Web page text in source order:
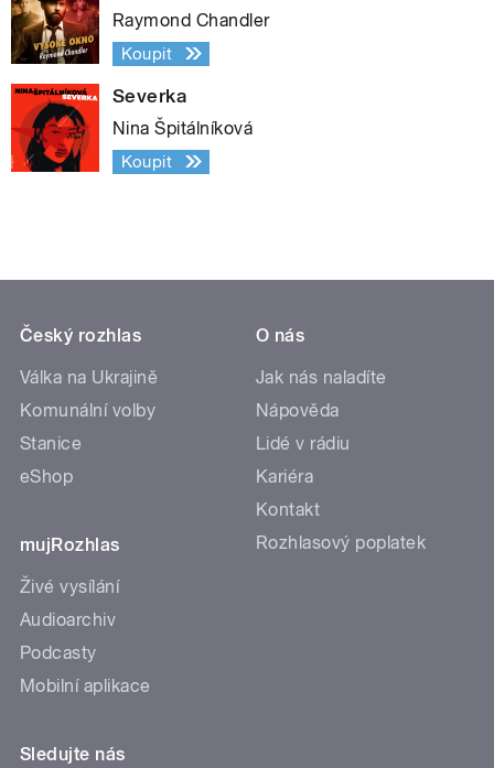
Raymond Chandler
Koupit
Severka
Nina Špitálníková
Koupit
Český rozhlas
Válka na Ukrajině
Komunální volby
Stanice
eShop
mujRozhlas
Živé vysílání
Audioarchiv
Podcasty
Mobilní aplikace
O nás
Jak nás naladíte
Nápověda
Lidé v rádiu
Kariéra
Kontakt
Rozhlasový poplatek
Sledujte nás